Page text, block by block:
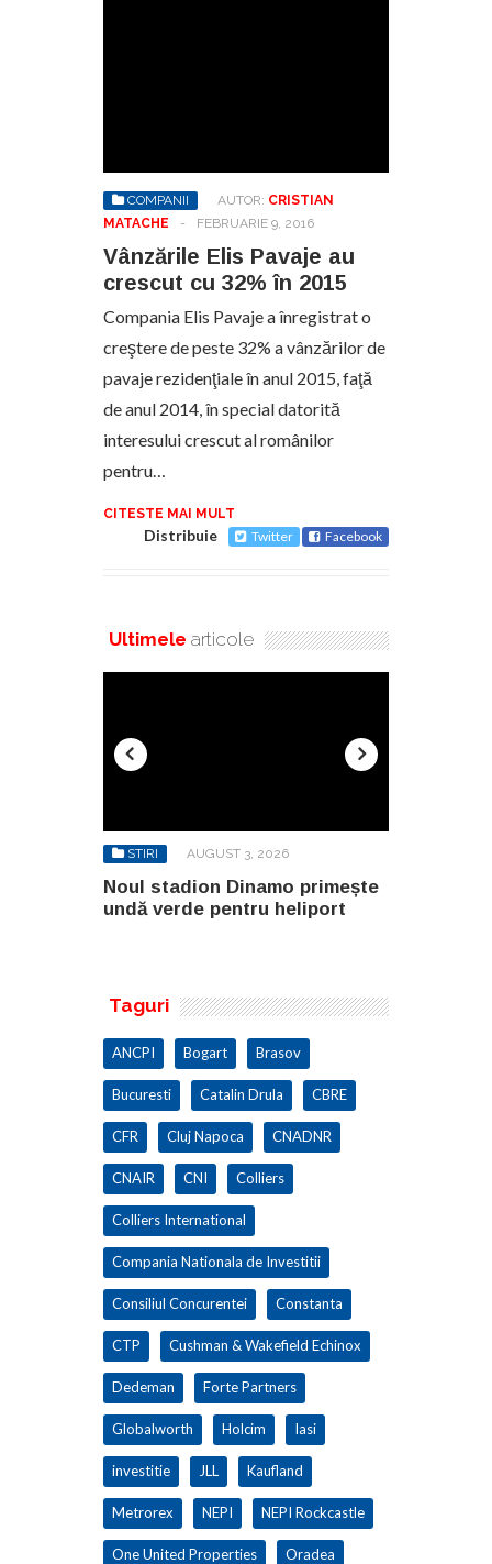
COMPANII AUTOR: CRISTIAN
MATACHE
- FEBRUARIE 9, 2016
Vânzările Elis Pavaje au
crescut cu 32% în 2015
Compania Elis Pavaje a înregistrat o
creştere de peste 32% a vânzărilor de
pavaje rezidenţiale în anul 2015, faţă
de anul 2014, în special datorită
interesului crescut al românilor
pentru…
CITESTE MAI MULT
Distribuie Twitter Facebook
Ultimele articole
STIRI AUGUST 3, 2026
Noul stadion Dinamo primește
undă verde pentru heliport
SANY
Taguri
ANCPI Bogart Brasov
Bucuresti Catalin Drula CBRE
CFR Cluj Napoca CNADNR
CNAIR CNI Colliers
Colliers International
Compania Nationala de Investitii
Consiliul Concurentei Constanta
CTP Cushman & Wakefield Echinox
Dedeman Forte Partners
Globalworth Holcim Iasi
investitie JLL Kaufland
Metrorex NEPI NEPI Rockcastle
One United Properties Oradea